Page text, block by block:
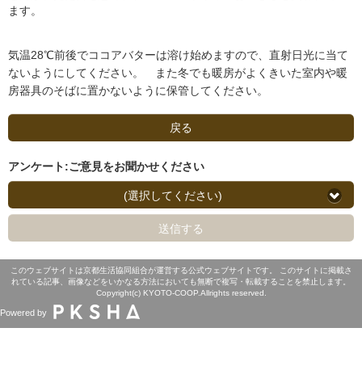
ます。
気温28℃前後でココアバターは溶け始めますので、直射日光に当て
ないようにしてください。 また冬でも暖房がよくきいた室内や暖
房器具のそばに置かないように保管してください。
戻る
アンケート:ご意見をお聞かせください
(選択してください)
送信する
このウェブサイトは京都生活協同組合が運営する公式ウェブサイトです。 このサイトに掲載さ
れている記事、画像などをいかなる方法においても無断で複写・転載することを禁止します。
Copyright(c) KYOTO-COOP.Allrights reserved.
Powered by